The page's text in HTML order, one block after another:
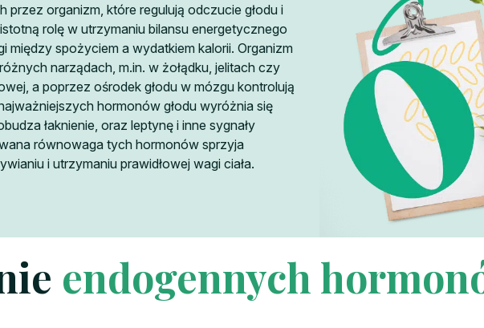
przez organizm, które regulują odczucie głodu i
rolę w utrzymaniu bilansu energetycznego
między spożyciem a wydatkiem kalorii. Organizm
narządach, m.in. w żołądku, jelitach czy
a poprzez ośrodek głodu w mózgu kontrolują
hormonów głodu wyróżnia się
łaknienie, oraz leptynę i inne sygnały
równowaga tych hormonów sprzyja
i utrzymaniu prawidłowej wagi ciała.
endogennych